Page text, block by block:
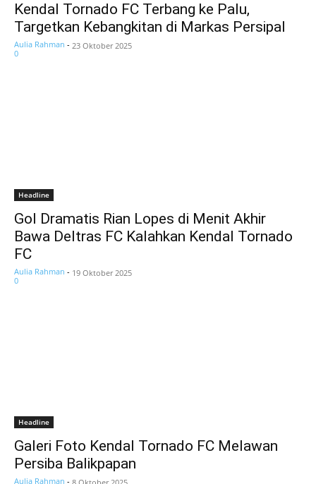
Kendal Tornado FC Terbang ke Palu,
Targetkan Kebangkitan di Markas Persipal
Aulia Rahman - 23 Oktober 2025
0
Headline
Gol Dramatis Rian Lopes di Menit Akhir
Bawa Deltras FC Kalahkan Kendal Tornado
FC
Aulia Rahman - 19 Oktober 2025
0
Headline
Galeri Foto Kendal Tornado FC Melawan
Persiba Balikpapan
Aulia Rahman -